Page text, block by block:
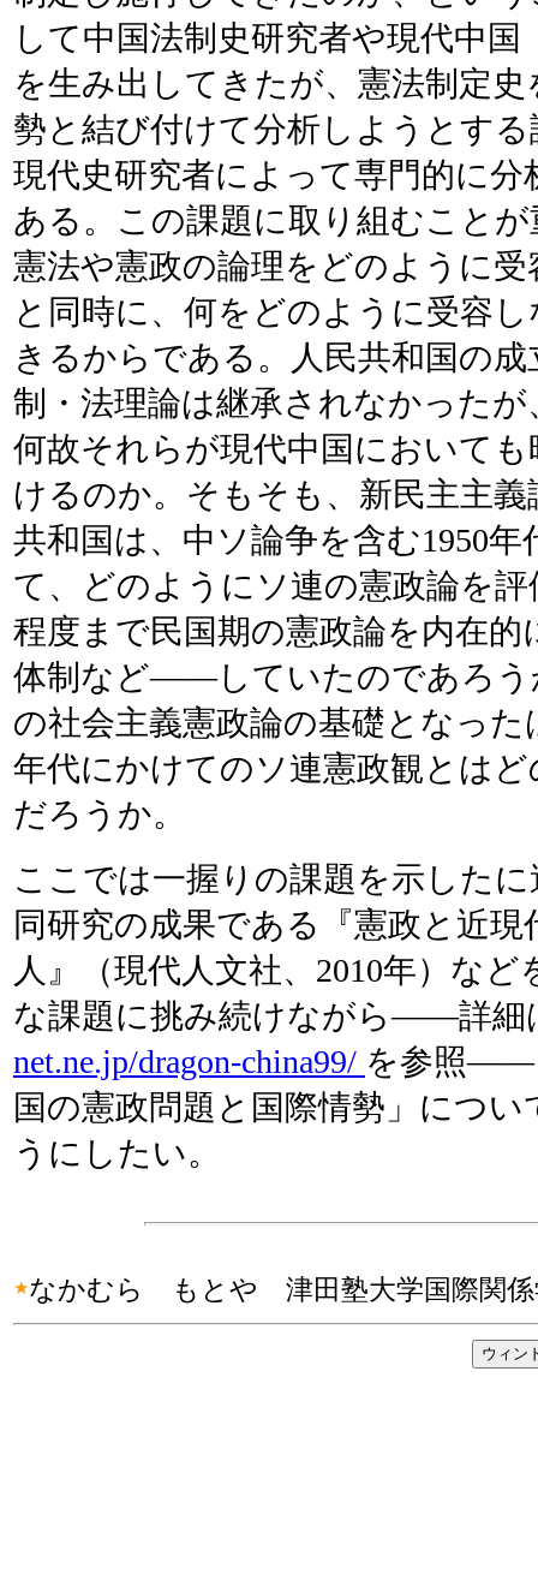
して中国法制史研究者や現代中
を生み出してきたが、憲法制定
勢と結び付けて分析しようとす
現代史研究者によって専門的に
ある。この課題に取り組むこと
憲法や憲政の論理をどのように
と同時に、何をどのように受容
きるからである。人民共和国の
制・法理論は継承されなかった
何故それらが現代中国において
けるのか。そもそも、新民主主
共和国は、中ソ論争を含む1950年
て、どのようにソ連の憲政論を
程度まで民国期の憲政論を内在
体制など――していたのであろう
の社会主義憲政論の基礎となった
年代にかけてのソ連憲政観とは
だろうか。
ここでは一握りの課題を示した
同研究の成果である『憲政と近
人』（現代人文社、2010年）な
な課題に挑み続けながら――詳細
net.ne.jp/dragon-china99/ を参照――
国の憲政問題と国際情勢」につ
うにしたい。
★なかむら もとや 津田塾大学国際関係